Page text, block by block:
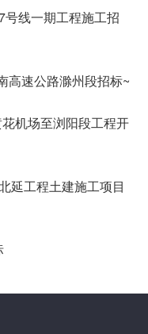
线一期工程施工招
高速公路滁州段招标~
机场至浏阳段工程开
延工程土建施工项目